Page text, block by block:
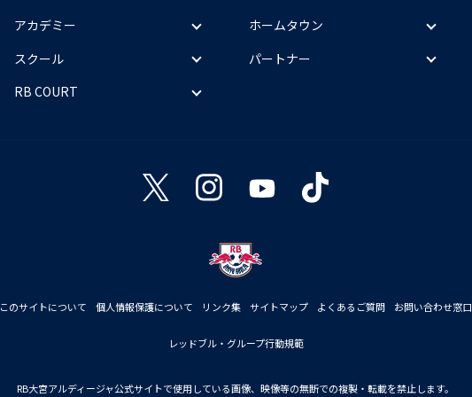
アカデミー
スクール
RB COURT
ホームタウン
パートナー
このサイトについて 個人情報保護について リンク集 サイトマップ よくあるご質問 お問い合わせ窓口
レッドブル・グループ行動規範
RB大宮アルディージャ公式サイトで使用している画像、映像等の無断での複製・転載を禁止します。